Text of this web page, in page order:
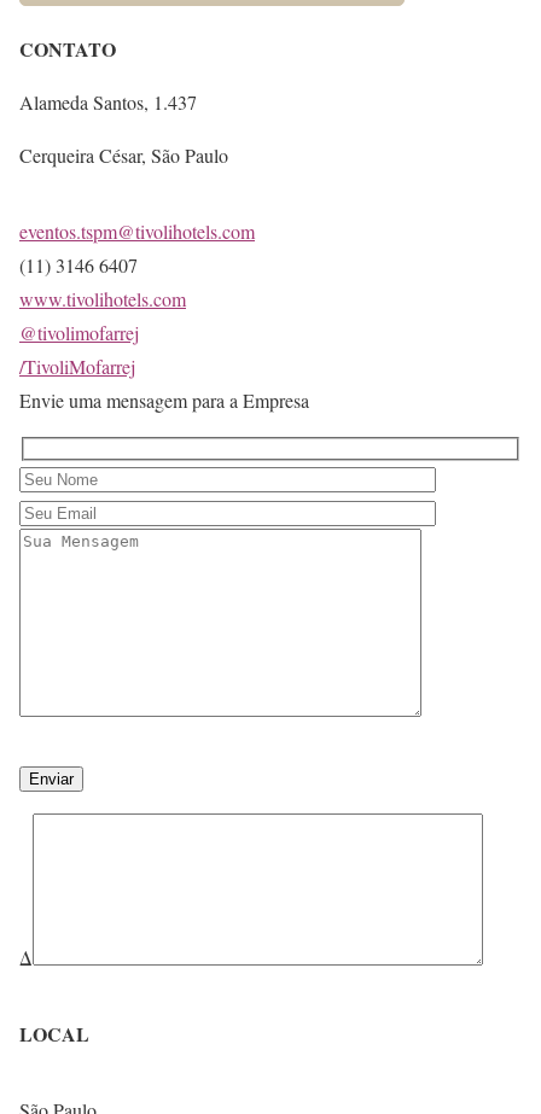
CONTATO
Alameda Santos, 1.437
Cerqueira César, São Paulo
eventos.tspm@tivolihotels.com
(11) 3146 6407
www.tivolihotels.com
@tivolimofarrej
/TivoliMofarrej
Envie uma mensagem para a Empresa
Δ
LOCAL